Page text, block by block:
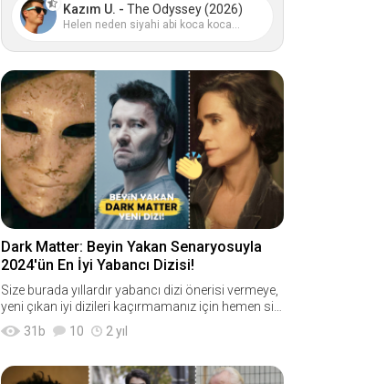
Kazım U. - The Odyssey (2026)
Helen neden siyahi abi koca koca...
Dark Matter: Beyin Yakan Senaryosuyla
2024'ün En İyi Yabancı Dizisi!
Size burada yıllardır yabancı dizi önerisi vermeye,
yeni çıkan iyi dizileri kaçırmamanız için hemen siz
e tavsiye etmeye çalışıyorum, biliyorsunuz.
31 b 10 2 yıl